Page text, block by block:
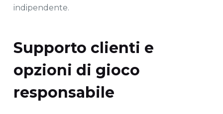
indipendente.
Supporto clienti e
opzioni di gioco
responsabile